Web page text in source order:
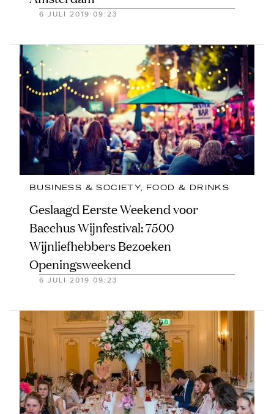
6 JULI 2019 09:23
BUSINESS & SOCIETY, FOOD & DRINKS
Geslaagd Eerste Weekend voor
Bacchus Wijnfestival: 7500
Wijnliefhebbers Bezoeken
Openingsweekend
6 JULI 2019 09:23